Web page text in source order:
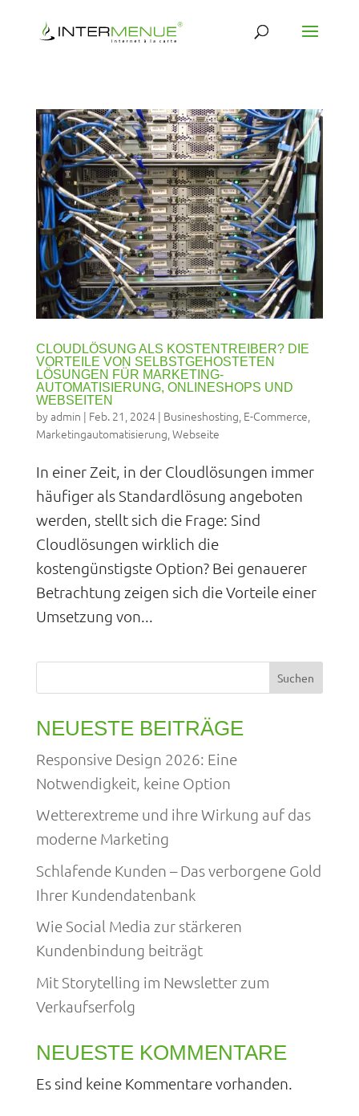
CLOUDLÖSUNG ALS KOSTENTREIBER? DIE
VORTEILE VON SELBSTGEHOSTETEN
LÖSUNGEN FÜR MARKETING-
AUTOMATISIERUNG, ONLINESHOPS UND
WEBSEITEN
byadmin | Feb. 21, 2024| Busineshosting E-Commerce
Marketingautomatisierung Webseite
In einer Zeit, in der Cloudlösungen immer
häufiger als Standardlösung angeboten
werden, stellt sich die Frage: Sind
Cloudlösungen wirklich die
kostengünstigste Option? Bei genauerer
Betrachtung zeigen sich die Vorteile einer
Umsetzung von...
Suchen
NEUESTE BEITRÄGE
Responsive Design 2026: Eine
Notwendigkeit, keine Option
Wetterextreme und ihre Wirkung auf das
moderne Marketing
Schlafende Kunden – Das verborgene Gold
Ihrer Kundendatenbank
Wie Social Media zur stärkeren
Kundenbindung beiträgt
Mit Storytelling im Newsletter zum
Verkaufserfolg
NEUESTE KOMMENTARE
Es sind keine Kommentare vorhanden.